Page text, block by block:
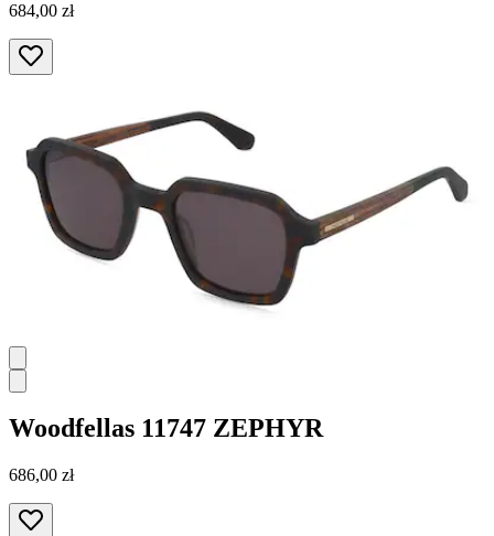
684,00 zł
Woodfellas 11747 ZEPHYR
686,00 zł